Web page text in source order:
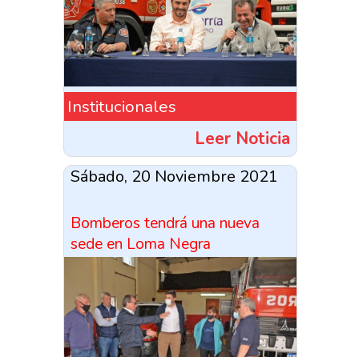
Institucionales
Leer Noticia
Sábado, 20 Noviembre 2021
Bomberos tendrá una nueva
sede en Loma Negra